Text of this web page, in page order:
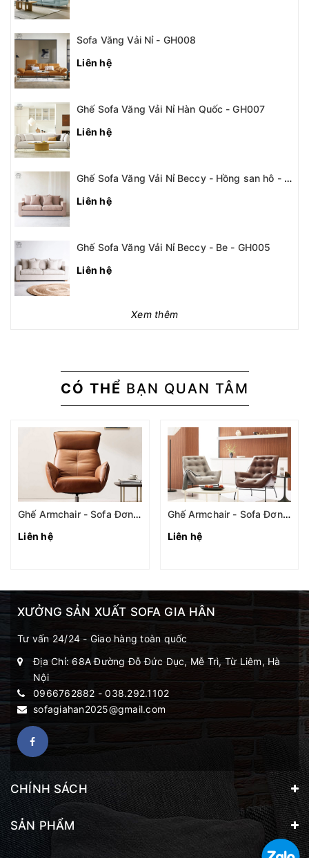
Sofa Văng Vải Nỉ - GH008
Liên hệ
Ghế Sofa Văng Vải Nỉ Hàn Quốc - GH007
Liên hệ
Ghế Sofa Văng Vải Nỉ Beccy - Hồng san hô - GH006
Liên hệ
Ghế Sofa Văng Vải Nỉ Beccy - Be - GH005
Liên hệ
Xem thêm
CÓ THỂ BẠN QUAN TÂM
Ghế Armchair - Sofa Đơn Bọc Da Cao Cấp AC-007
Liên hệ
Ghế Armchair - Sofa Đơn Bọc Da Cao Cấp AC-005
Liên hệ
XƯỞNG SẢN XUẤT SOFA GIA HÂN
Tư vấn 24/24 - Giao hàng toàn quốc
Địa Chỉ: 68A Đường Đỗ Đức Dục, Mễ Trì, Từ Liêm, Hà
Nội
0966762882 -038.292.1102
sofagiahan2025@gmail.com
CHÍNH SÁCH
SẢN PHẨM